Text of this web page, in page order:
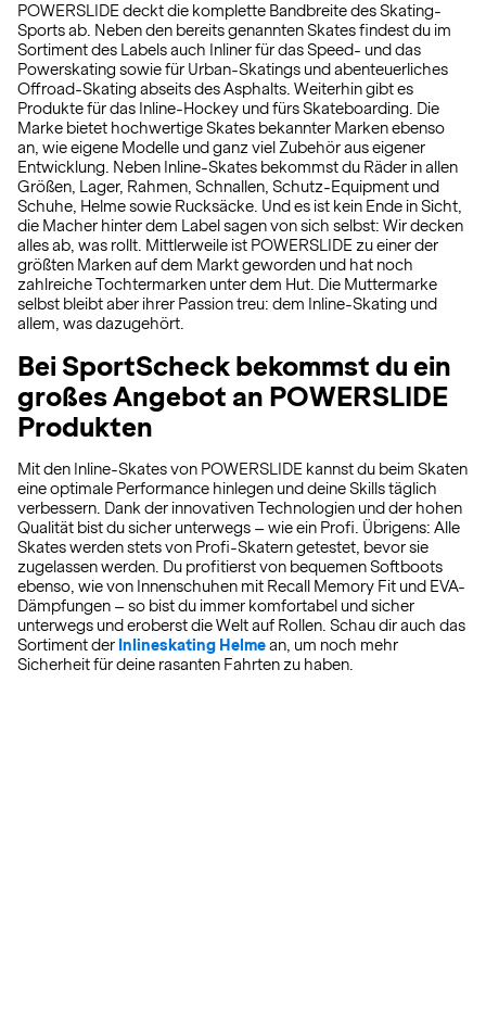
POWERSLIDE deckt die komplette Bandbreite des Skating-
Sports ab. Neben den bereits genannten Skates findest du im
Sortiment des Labels auch Inliner für das Speed- und das
Powerskating sowie für Urban-Skatings und abenteuerliches
Offroad-Skating abseits des Asphalts. Weiterhin gibt es
Produkte für das Inline-Hockey und fürs Skateboarding. Die
Marke bietet hochwertige Skates bekannter Marken ebenso
an, wie eigene Modelle und ganz viel Zubehör aus eigener
Entwicklung. Neben Inline-Skates bekommst du Räder in allen
Größen, Lager, Rahmen, Schnallen, Schutz-Equipment und
Schuhe, Helme sowie Rucksäcke. Und es ist kein Ende in Sicht,
die Macher hinter dem Label sagen von sich selbst: Wir decken
alles ab, was rollt. Mittlerweile ist POWERSLIDE zu einer der
größten Marken auf dem Markt geworden und hat noch
zahlreiche Tochtermarken unter dem Hut. Die Muttermarke
selbst bleibt aber ihrer Passion treu: dem Inline-Skating und
allem, was dazugehört.
Bei SportScheck bekommst du ein
großes Angebot an POWERSLIDE
Produkten
Mit den Inline-Skates von POWERSLIDE kannst du beim Skaten
eine optimale Performance hinlegen und deine Skills täglich
verbessern. Dank der innovativen Technologien und der hohen
Qualität bist du sicher unterwegs – wie ein Profi. Übrigens: Alle
Skates werden stets von Profi-Skatern getestet, bevor sie
zugelassen werden. Du profitierst von bequemen Softboots
ebenso, wie von Innenschuhen mit Recall Memory Fit und EVA-
Dämpfungen – so bist du immer komfortabel und sicher
unterwegs und eroberst die Welt auf Rollen. Schau dir auch das
Sortiment der Inlineskating Helmean, um noch mehr
Sicherheit für deine rasanten Fahrten zu haben.